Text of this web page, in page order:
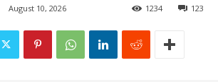
August 10, 2026 123
1234